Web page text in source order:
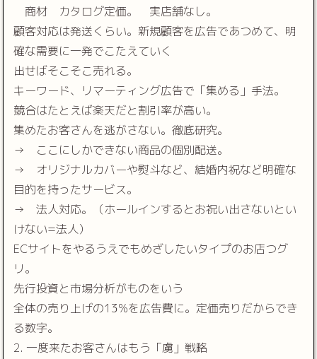
商材 カタログ定価。 実店舗なし。
顧客対応は発送くらい。新規顧客を広告であつめて、明
確な需要に一発でこたえていく
出せばそこそこ売れる。
キーワード、リマーティング広告で「集める」手法。
競合はたとえば楽天だと割引率が高い。
集めたお客さんを逃がさない。徹底研究。
→ ここにしかできない商品の個別配送。
→ オリジナルカバーや熨斗など、結婚内祝など明確な
目的を持ったサービス。
→ 法人対応。（ホールインするとお祝い出さないとい
けない=法人）
ECサイトをやるうえでもめざしたいタイプのお店つグ
リ。
先行投資と市場分析がものをいう
全体の売り上げの13%を広告費に。定価売りだからでき
る数字。
2. 一度来たお客さんはもう「虜」戦略